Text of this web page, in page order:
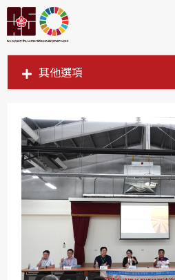
其他選項
SDG1
SDG3
SDG4
SDG5
SDG6
SDG7
SDG8